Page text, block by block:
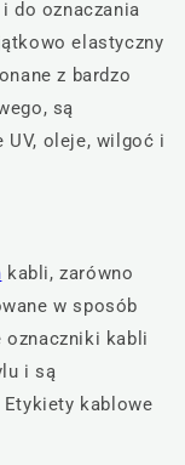
do oznaczania
elastyczny
z bardzo
są
UV, oleje, wilgoć i
kabli, zarówno
w sposób
oznaczniki kabli
i są
kablowe